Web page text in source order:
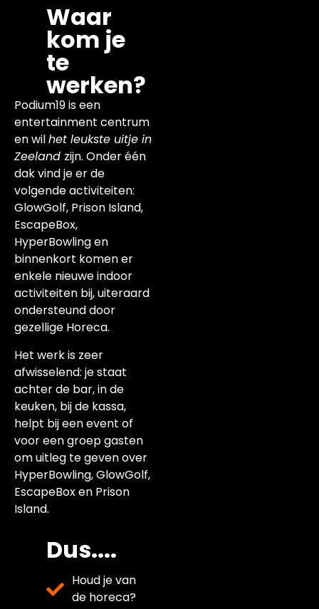
Waar
kom je
te
werken?
Podium19 is een
entertainment centrum
en wilhet leukste uitje in
Zeeland zijn. Onder één
dak vind je er de
volgende activiteiten:
GlowGolf, Prison Island,
EscapeBox,
HyperBowling en
binnenkort komen er
enkele nieuwe indoor
activiteiten bij, uiteraard
ondersteund door
gezellige Horeca.
Het werk is zeer
afwisselend: je staat
achter de bar, in de
keuken, bij de kassa,
helpt bij een event of
voor een groep gasten
om uitleg te geven over
HyperBowling, GlowGolf,
EscapeBox en Prison
Island.
Dus....
Houd je van
de horeca?